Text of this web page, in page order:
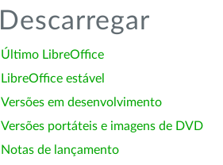
Descarregar
Último LibreOffice
LibreOffice estável
Versões em desenvolvimento
Versões portáteis e imagens de DVD
Notas de lançamento